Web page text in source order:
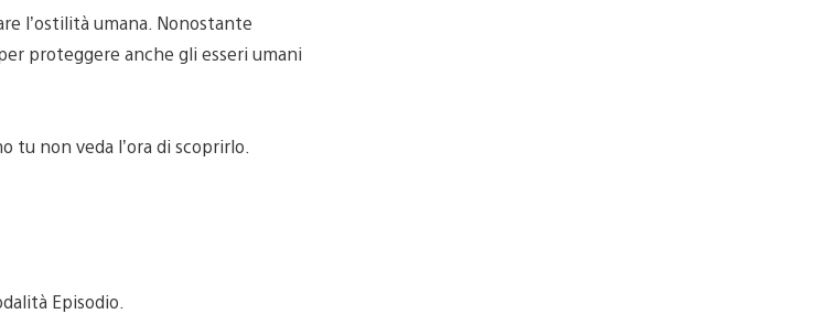
l’ostilità umana. Nonostante
proteggere anche gli esseri umani
tu non veda l’ora di scoprirlo.
Episodio.